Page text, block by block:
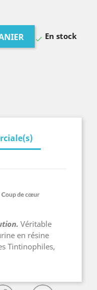
 En stock
Véritable
en résine
Tintinophiles,